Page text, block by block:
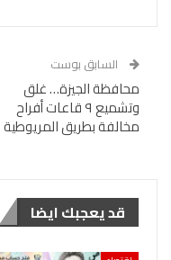
السابق بوست
محافظة الجيزة… غلق
وتشميع ٩ قاعات أفراح
مخالفة بطريق المريوطية
قد يعجبك ايضا